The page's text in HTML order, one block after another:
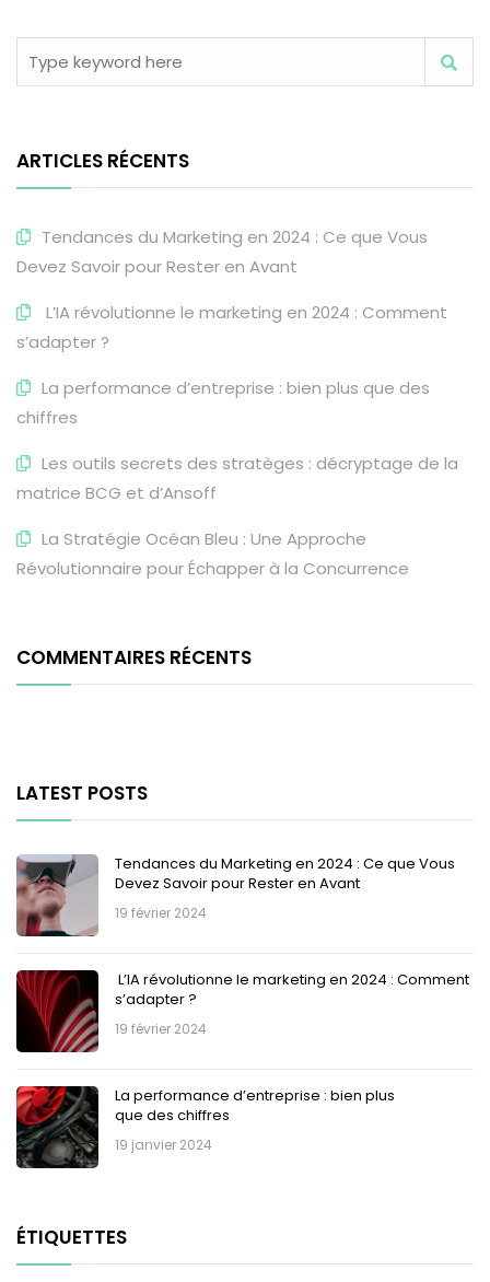
ARTICLES RÉCENTS
Tendances du Marketing en 2024 : Ce que Vous
Devez Savoir pour Rester en Avant
L’IA révolutionne le marketing en 2024 : Comment
s’adapter ?
La performance d’entreprise : bien plus que des
chiffres
Les outils secrets des stratèges : décryptage de la
matrice BCG et d’Ansoff
La Stratégie Océan Bleu : Une Approche
Révolutionnaire pour Échapper à la Concurrence
COMMENTAIRES RÉCENTS
LATEST POSTS
Tendances du Marketing en 2024 : Ce que Vous
Devez Savoir pour Rester en Avant
19 février 2024
L’IA révolutionne le marketing en 2024 : Comment
s’adapter ?
19 février 2024
La performance d’entreprise : bien plus
que des chiffres
19 janvier 2024
ÉTIQUETTES